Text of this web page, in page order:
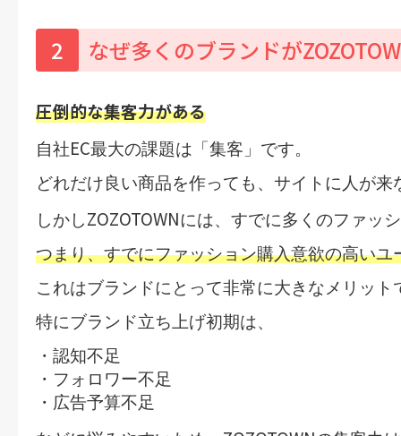
2 なぜ多くのブランドが
圧倒的な集客力がある
自社EC最大の課題は「集客」です。
どれだけ良い商品を作っても、サイトに人が
しかしZOZOTOWNには、すでに多くのファッ
つまり、すでにファッション購入意欲の高いユ
これはブランドにとって非常に大きなメリット
特にブランド立ち上げ初期は、
・認知不足
・フォロワー不足
・広告予算不足